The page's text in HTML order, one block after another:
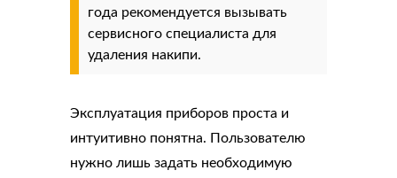
года рекомендуется вызывать
сервисного специалиста для
удаления накипи.
Эксплуатация приборов проста и
интуитивно понятна. Пользователю
нужно лишь задать необходимую